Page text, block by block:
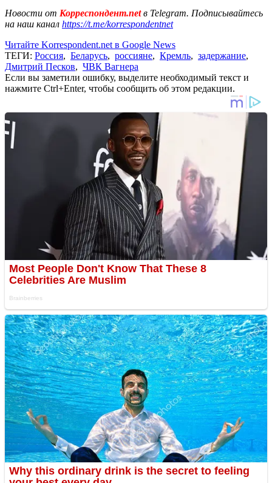
Новости от Корреспондент.netв Telegram. Подписывайтесь
на наш канал https://t.me/korrespondentnet
Читайте Korrespondent.net в Google News
ТЕГИ: Россия, Беларусь, россияне, Кремль, задержание,
Дмитрий Песков, ЧВК Вагнера
Если вы заметили ошибку, выделите необходимый текст и
нажмите Ctrl+Enter, чтобы сообщить об этом редакции.